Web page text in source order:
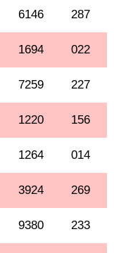
6146 287
1694 022
7259 227
1220 156
1264 014
3924 269
9380 233